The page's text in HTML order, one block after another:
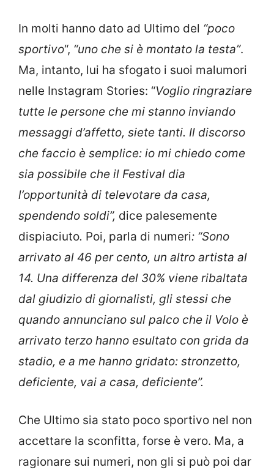
In molti hanno dato ad Ultimo del “poco
sportivo“, “uno che si è montato la testa”.
Ma, intanto, lui ha sfogato i suoi malumori
nelle Instagram Stories: “Voglio ringraziare
tutte le persone che mi stanno inviando
messaggi d’affetto, siete tanti. Il discorso
che faccio è semplice: io mi chiedo come
sia possibile che il Festival dia
l’opportunità di televotare da casa,
spendendo soldi”, dice palesemente
dispiaciuto. Poi, parla di numeri: “Sono
arrivato al 46 per cento, un altro artista al
14. Una differenza del 30% viene ribaltata
dal giudizio di giornalisti, gli stessi che
quando annunciano sul palco che il Volo è
arrivato terzo hanno esultato con grida da
stadio, e a me hanno gridato: stronzetto,
deficiente, vai a casa, deficiente”.
Che Ultimo sia stato poco sportivo nel non
accettare la sconfitta, forse è vero. Ma, a
ragionare sui numeri, non gli si può poi dar